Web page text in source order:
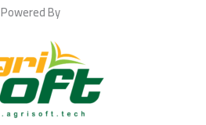
Powered By